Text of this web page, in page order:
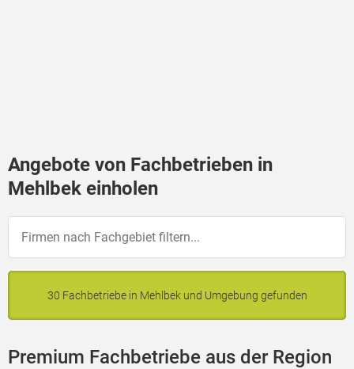
Angebote von Fachbetrieben in
Mehlbek einholen
30 Fachbetriebe in Mehlbek und Umgebung gefunden
Premium Fachbetriebe aus der Region